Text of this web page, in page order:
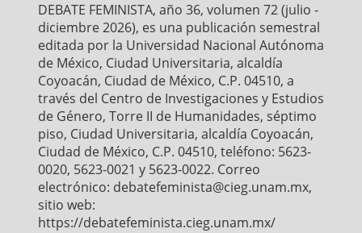
k p
DEBATE FEMINISTA, año 36, volumen 72 (julio -
diciembre 2026), es una publicación semestral
editada por la Universidad Nacional Autónoma
de México, Ciudad Universitaria, alcaldía
Coyoacán, Ciudad de México, C.P. 04510, a
través del Centro de Investigaciones y Estudios
de Género, Torre II de Humanidades, séptimo
piso, Ciudad Universitaria, alcaldía Coyoacán,
Ciudad de México, C.P. 04510, teléfono: 5623-
0020, 5623-0021 y 5623-0022. Correo
electrónico: debatefeminista@cieg.unam.mx,
sitio web:
https://debatefeminista.cieg.unam.mx/